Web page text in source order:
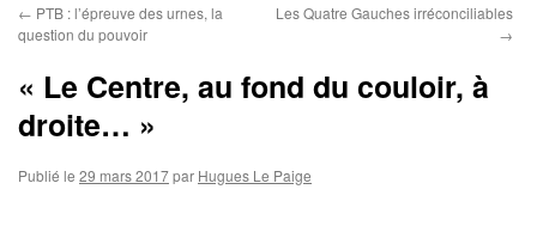
← PTB : l’épreuve des urnes, la
question du pouvoir
Les Quatre Gauches irréconciliables
→
« Le Centre, au fond du couloir, à
droite… »
Publié le 29 mars 2017par Hugues Le Paige